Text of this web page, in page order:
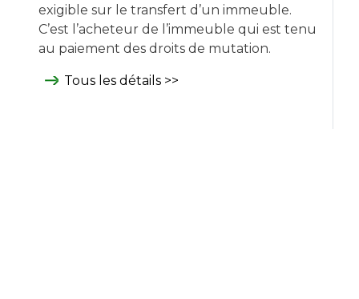
exigible sur le transfert d’un immeuble.
C’est l’acheteur de l’immeuble qui est tenu
au paiement des droits de mutation.
Tous les détails >>